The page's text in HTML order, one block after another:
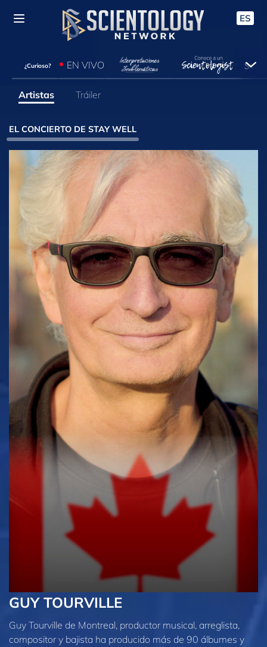
ES
¿Curioso? EN VIVO
Artistas Tráiler
EL CONCIERTO DE STAY WELL
GUY TOURVILLE
Guy Tourville de Montreal, productor musical, arreglista,
compositor y bajista ha producido más de 90 álbumes y